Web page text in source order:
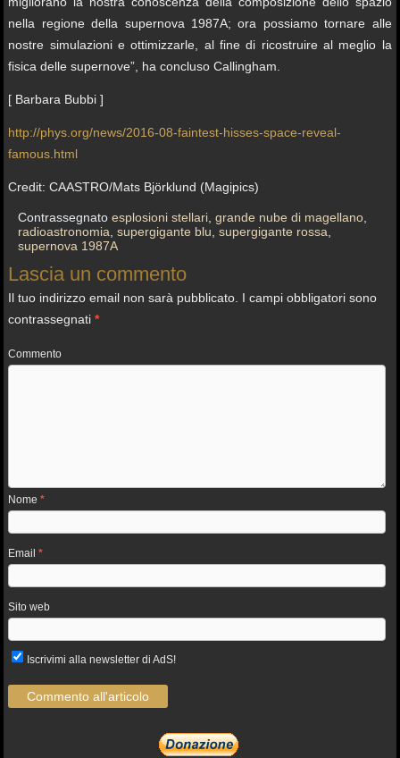
nella regione della supernova 1987A; ora possiamo tornare alle
nostre simulazioni e ottimizzarle, al fine di ricostruire al meglio la
fisica delle supernove”, ha concluso Callingham.
[ Barbara Bubbi ]
http://phys.org/news/2016-08-faintest-hisses-space-reveal-
famous.html
Credit: CAASTRO/Mats Björklund (Magipics)
Contrassegnato esplosioni stellari ,grande nube di magellano
radioastronomia ,supergigante blu ,supergigante rossa
supernova 1987A
Lascia un commento
Il tuo indirizzo email non sarà pubblicato. I campi obbligatori sono
contrassegnati*
Commento
Nome*
Email*
Sito web
Iscrivimi alla newsletter di AdS!